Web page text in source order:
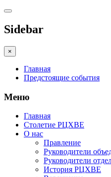
Sidebar
×
Главная
Предстоящие события
Меню
Главная
Столетие РЦХВЕ
О нас
Правление
Руководители
Руководители
История РЦХВЕ